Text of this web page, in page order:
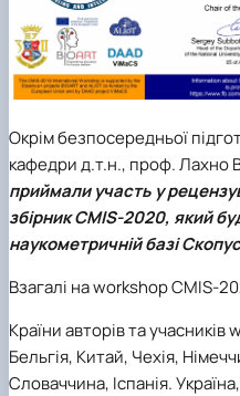
Окрім безпосередньої
кафедри д.т.н., проф. Лахно
приймали участь у
збірник CMIS-2020, який
наукометричній базі Скопус
Взагалі на workshop CMIS-
Країни авторів та
Бельгія, Китай, Чехія,
Словаччина, Іспанія.